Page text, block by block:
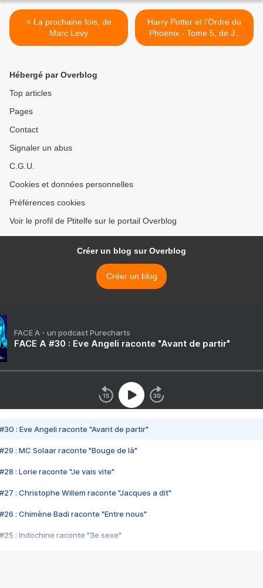
< La prochaine fois, de
Marc Levy
Harry Potter et l'Ordre du
Phoenix - Tome 5, de JK
Rowling >
Hébergé par Overblog
Top articles
Pages
Contact
Signaler un abus
C.G.U.
Cookies et données personnelles
Préférences cookies
Voir le profil de Ptitelfe sur le portail Overblog
Créer un blog sur Overblog
Créer un blog
FACE A - un podcast Purecharts
FACE A #30 : Eve Angeli raconte "Avant de partir"
#30 : Eve Angeli raconte "Avant de partir"
#29 : MC Solaar raconte "Bouge de là"
#28 : Lorie raconte "Je vais vite"
#27 : Christophe Willem raconte "Jacques a dit"
#26 : Chimène Badi raconte "Entre nous"
#25 : Indochine raconte "3e sexe"